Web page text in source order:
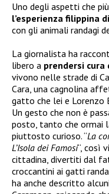
Uno degli aspetti che
l’esperienza filippina
con gli animali randagi
La giornalista ha
libero a prendersi
vivono nelle strade di
Cara, una cagnolina
gatto che lei e Lorenzo
Un gesto che non è
posto, tanto che ormai
piuttosto curioso. “La
L’Isola dei Famosi“, così
cittadina, divertiti dal
croccantini ai gatti
ha anche descritto